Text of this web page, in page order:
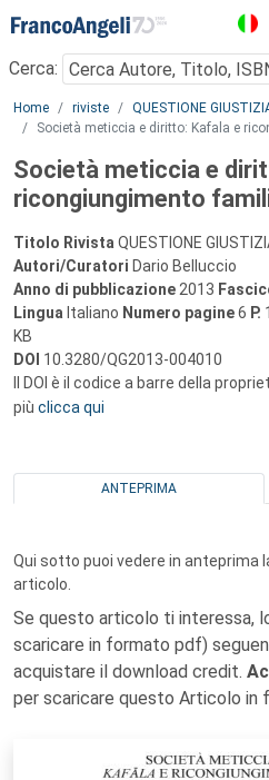
Menu
Cerca:
Main content
Home riviste QUESTIONE
Società meticcia e diritto: Kafala e
Società meticcia e
ricongiungimento
Titolo Rivista QUESTIONE
Autori/Curatori Dario Belluccio
Anno di pubblicazione 2013
Lingua Italiano Numero pagine6 P.
KB
DOI 10.3280/QG2013-004010
Il DOI è il codice a barre della
più clicca qui
ANTEPRIMA
Qui sotto puoi vedere in anteprima
articolo.
Se questo articolo ti interessa,
scaricare in formato pdf)
acquistare il download credit.
per scaricare questo Articolo in